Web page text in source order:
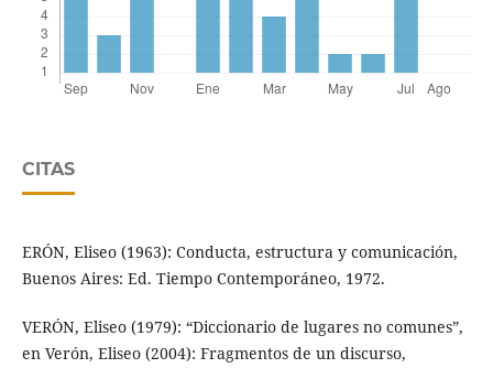
CITAS
ERÓN, Eliseo (1963): Conducta, estructura y comunicación,
Buenos Aires: Ed. Tiempo Contemporáneo, 1972.
VERÓN, Eliseo (1979): “Diccionario de lugares no comunes”,
en Verón, Eliseo (2004): Fragmentos de un discurso,